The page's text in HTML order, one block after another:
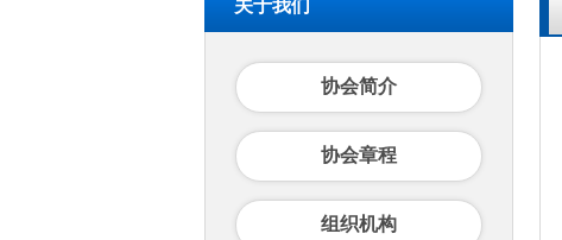
关于我们
协会简介
协会章程
组织机构